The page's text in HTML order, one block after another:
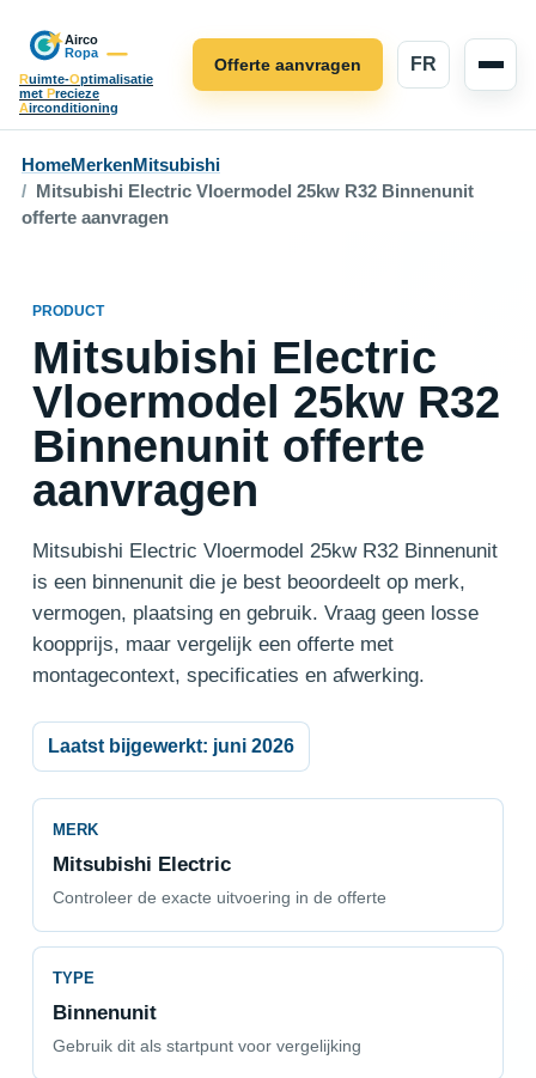
Ruimte-Optimalisatie
met Precieze
Airconditioning
FR
Offerte aanvragen
HomeMerkenMitsubishi
Mitsubishi Electric Vloermodel 25kw R32 Binnenunit
offerte aanvragen
PRODUCT
Mitsubishi Electric
Vloermodel 25kw R32
Binnenunit offerte
aanvragen
Mitsubishi Electric Vloermodel 25kw R32 Binnenunit
is een binnenunit die je best beoordeelt op merk,
vermogen, plaatsing en gebruik. Vraag geen losse
koopprijs, maar vergelijk een offerte met
montagecontext, specificaties en afwerking.
Laatst bijgewerkt: juni 2026
MERK
Mitsubishi Electric
Controleer de exacte uitvoering in de offerte
TYPE
Binnenunit
Gebruik dit als startpunt voor vergelijking